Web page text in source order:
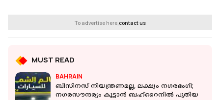
To advertise here,contact us
MUST READ
BAHRAIN
ബിസിനസ് നിയന്ത്രണമല്ല, ലക്ഷ്യം നഗരഭംഗി;
നഗരസൗന്ദര്യം കൂട്ടാൻ ബഹ്‌റൈനിൽ പുതിയ